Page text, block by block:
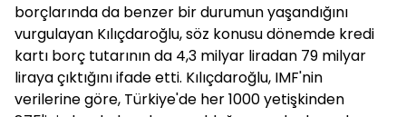
borçlarında da benzer bir durumun yaşandığını
vurgulayan Kılıçdaroğlu, söz konusu dönemde kredi
kartı borç tutarının da 4,3 milyar liradan 79 milyar
liraya çıktığını ifade etti. Kılıçdaroğlu, IMF'nin
verilerine göre, Türkiye'de her 1000 yetişkinden